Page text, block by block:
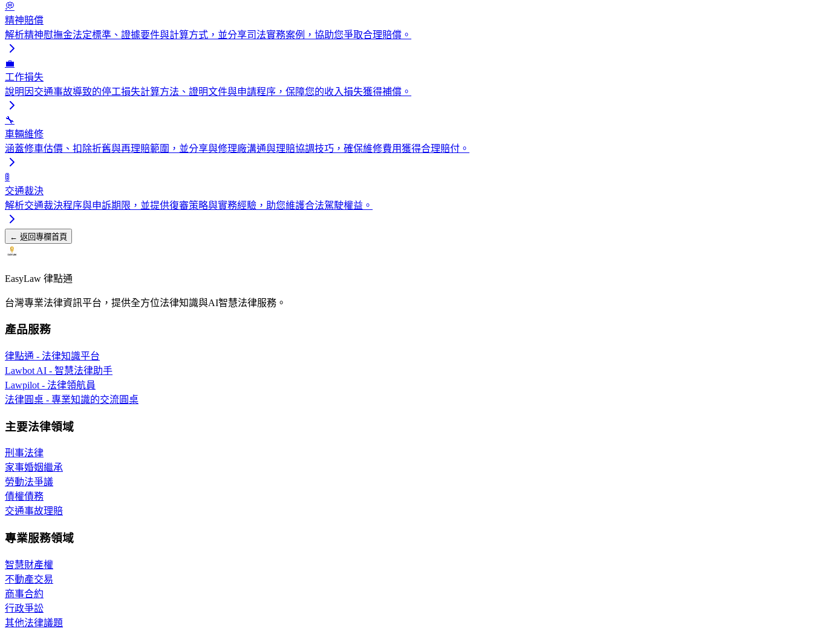
💭
精神賠償
解析精神慰撫金法定標準、證據要件與計算方式，並分享司法實務案例，協助您爭取合理賠償。
💼
工作損失
說明因交通事故導致的停工損失計算方法、證明文件與申請程序，保障您的收入損失獲得補償。
🔧
車輛維修
涵蓋修車估價、扣除折舊與再理賠範圍，並分享與修理廠溝通與理賠協調技巧，確保維修費用獲得合理賠付。
🚦
交通裁決
解析交通裁決程序與申訴期限，並提供復審策略與實務經驗，助您維護合法駕駛權益。
← 返回專欄首頁
EasyLaw 律點通
台灣專業法律資訊平台，提供全方位法律知識與AI智慧法律服務。
產品服務
律點通 - 法律知識平台
Lawbot AI - 智慧法律助手
Lawpilot - 法律領航員
法律圓桌 - 專業知識的交流圓桌
主要法律領域
刑事法律
家事婚姻繼承
勞動法爭議
債權債務
交通事故理賠
專業服務領域
智慧財產權
不動產交易
商事合約
行政爭訟
其他法律議題